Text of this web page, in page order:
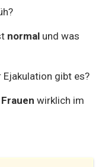
normalund was
gibt es?
Frauen wirklich im